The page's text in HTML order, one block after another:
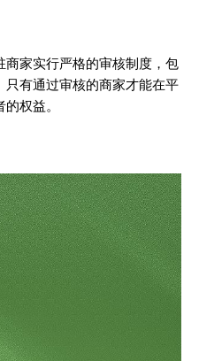
商家实行严格的审核制度，包
有通过审核的商家才能在平
权益。